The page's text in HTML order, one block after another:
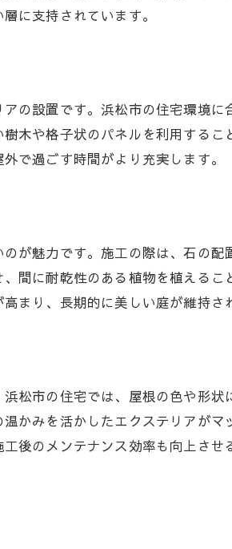
から学ぶ工夫
クステリアの提案
ザインのコツ
ステリア選びの秘訣
る快適な暮らし
テリア施工の流れ
を減らすポイント
リア青空ガーデンの秘訣
に支持されています。
の設置です。浜松市の住宅環境
木や格子状のパネルを利用する
で過ごす時間がより充実します。
が魅力です。施工の際は、石の配
間に耐乾性のある植物を植える
まり、長期的に美しい庭が維持さ
松市の住宅では、屋根の色や形状
かみを活かしたエクステリアが
後のメンテナンス効率も向上させ